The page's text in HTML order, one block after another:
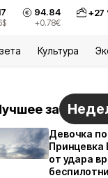
$
94.84
+0.78€
+27
Культура
за
Девочка
Принцевка
от удара